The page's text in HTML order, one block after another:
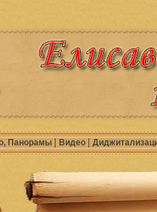
Панорамы|Видео|